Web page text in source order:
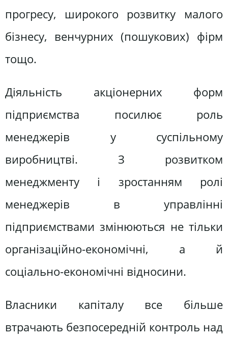
прогресу, широкого розвитку малого
бізнесу, венчурних (пошукових) фірм
тощо.
Діяльність акціонерних форм
підприємства посилює роль
менеджерів у суспільному
виробництві. З розвитком
менеджменту і зростанням ролі
менеджерів в управлінні
підприємствами змінюються не тільки
організаційно-економічні, а й
соціально-економічні відносини.
Власники капіталу все більше
втрачають безпосередній контроль над